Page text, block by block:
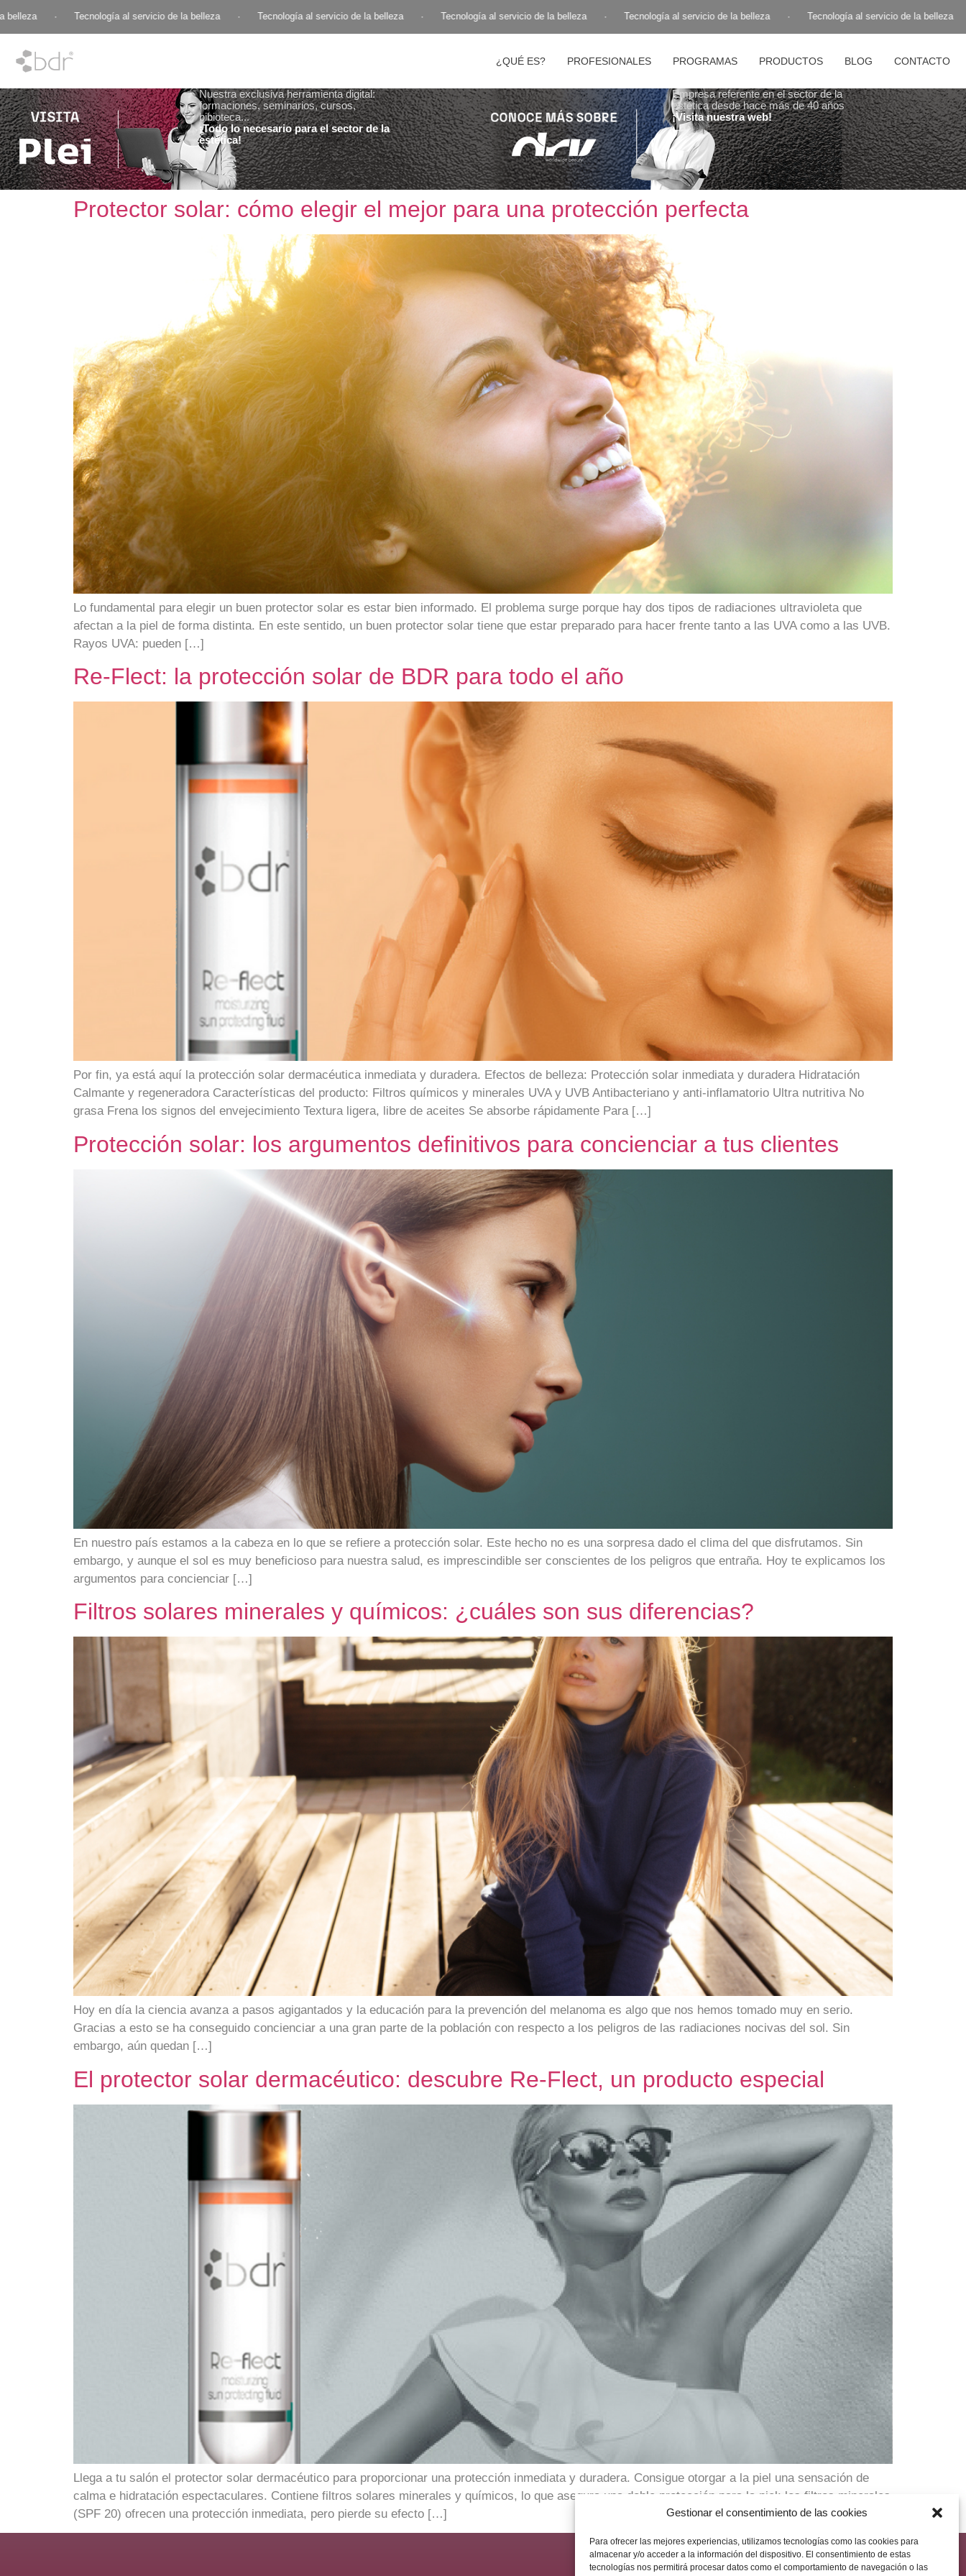
Gestionar el consentimiento de las cookies
Para ofrecer las mejores experiencias, utilizamos tecnologías como las cookies para
almacenar y/o acceder a la información del dispositivo. El consentimiento de estas
tecnologías nos permitirá procesar datos como el comportamiento de navegación o las
· Tecnología al servicio de la belleza · Tecnología al servicio de la belleza · Tecnología al servicio de la belleza · Tecnología al servicio de la belleza · Tecnología al servicio de la belleza ·
¿QUÉ ES? PROFESIONALES PROGRAMAS PRODUCTOS BLOG CONTACTO
Nuestra exclusiva herramienta digital:
formaciones, seminarios, cursos,
bibioteca...
¡Todo lo necesario para el sector de la
estética!
Empresa referente en el sector de la
estética desde hace más de 40 años
¡Visita nuestra web!
Protector solar: cómo elegir el mejor para una protección perfecta
Lo fundamental para elegir un buen protector solar es estar bien informado. El problema surge porque hay dos tipos de radiaciones ultravioleta que
afectan a la piel de forma distinta. En este sentido, un buen protector solar tiene que estar preparado para hacer frente tanto a las UVA como a las UVB.
Rayos UVA: pueden […]
Re-Flect: la protección solar de BDR para todo el año
Por fin, ya está aquí la protección solar dermacéutica inmediata y duradera. Efectos de belleza: Protección solar inmediata y duradera Hidratación
Calmante y regeneradora Características del producto: Filtros químicos y minerales UVA y UVB Antibacteriano y anti-inflamatorio Ultra nutritiva No
grasa Frena los signos del envejecimiento Textura ligera, libre de aceites Se absorbe rápidamente Para […]
Protección solar: los argumentos definitivos para concienciar a tus clientes
En nuestro país estamos a la cabeza en lo que se refiere a protección solar. Este hecho no es una sorpresa dado el clima del que disfrutamos. Sin
embargo, y aunque el sol es muy beneficioso para nuestra salud, es imprescindible ser conscientes de los peligros que entraña. Hoy te explicamos los
argumentos para concienciar […]
Filtros solares minerales y químicos: ¿cuáles son sus diferencias?
Hoy en día la ciencia avanza a pasos agigantados y la educación para la prevención del melanoma es algo que nos hemos tomado muy en serio.
Gracias a esto se ha conseguido concienciar a una gran parte de la población con respecto a los peligros de las radiaciones nocivas del sol. Sin
embargo, aún quedan […]
El protector solar dermacéutico: descubre Re-Flect, un producto especial
Llega a tu salón el protector solar dermacéutico para proporcionar una protección inmediata y duradera. Consigue otorgar a la piel una sensación de
calma e hidratación espectaculares. Contiene filtros solares minerales y químicos, lo que asegura una doble protección para la piel: los filtros minerales
(SPF 20) ofrecen una protección inmediata, pero pierde su efecto […]